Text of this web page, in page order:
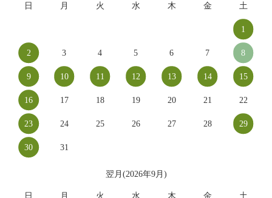
日 月 火 水 木 金 土
1
2 3 4 5 6 7 8
9 10 11 12 13 14 15
16 17 18 19 20 21 22
23 24 25 26 27 28 29
30 31
翌月(2026年9月)
日 月 火 水 木 金 土